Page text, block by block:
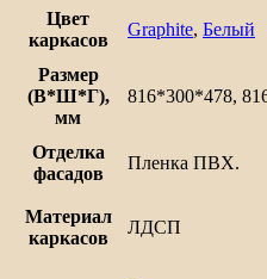
и
ящиком
Ницца
Цвет
каркасов
Graphite, Белый
Размер
(В*Ш*Г),
мм
816*300*478,
Отделка
фасадов
Пленка ПВХ.
Материал
каркасов
ЛДСП